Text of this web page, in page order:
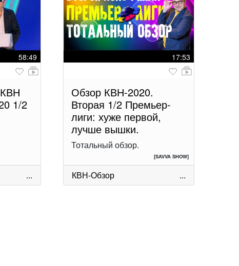
58:49
1/2
...
17:53
Обзор КВН-2020.
Вторая 1/2 Премьер-
лиги: хуже первой,
лучше вышки.
Тотальный обзор.
[SAVVA SHOW]
КВН-Обзор ...